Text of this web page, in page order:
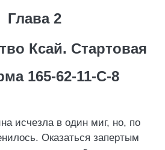
Глава 2
Ксай. Стартовая
165-62-11-С-8
исчезла в один миг, но, по
Оказаться запертым